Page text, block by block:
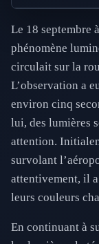
Le 18 septembre
phénomène
circulait sur la
L’observation a
environ cinq
lui, des lumières
attention.
survolant
attentivement, il
leurs couleurs
En continuant à